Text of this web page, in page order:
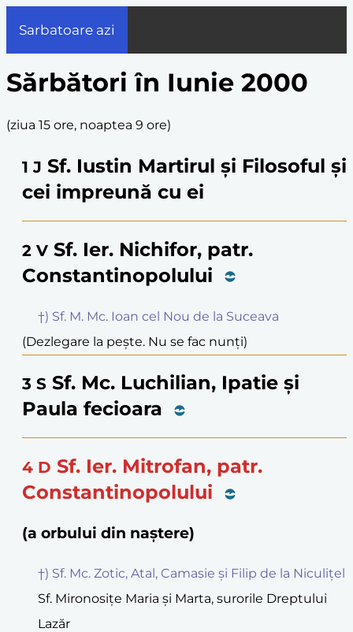
Sarbatoare azi
Sărbători în Iunie 2000
(ziua 15 ore, noaptea 9 ore)
1 J Sf. Iustin Martirul și Filosoful și
cei impreună cu ei
2 V Sf. Ier. Nichifor, patr.
Constantinopolului
†) Sf. M. Mc. Ioan cel Nou de la Suceava
(Dezlegare la pește. Nu se fac nunți)
3 S Sf. Mc. Luchilian, Ipatie și
Paula fecioara
4 D Sf. Ier. Mitrofan, patr.
Constantinopolului
(a orbului din naștere)
†) Sf. Mc. Zotic, Atal, Camasie și Filip de la Niculițel
Sf. Mironosițe Maria și Marta, surorile Dreptului
Lazăr